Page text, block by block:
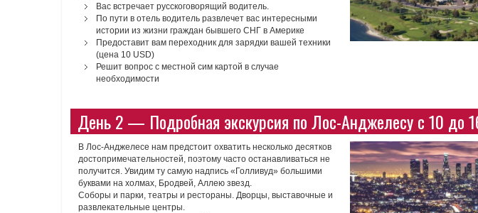
Вас встречает русскоговорящий водитель.
По пути в отель водитель развлечет вас интересными
истории из жизни граждан бывшего СНГ в Америке
Предоставит вам переходник для зарядки вашей техники
(цена 10 USD)
Решит вопрос с местной сим картой в случае
необходимости
День 2 — Подробная экскурсия по Лос-Анджелесу с 10 до
В Лос-Анджелесе нам предстоит охватить несколько десятков
достопримечательностей, поэтому часто останавливаться не
получится. Увидим ту самую надпись «Голливуд» большими
буквами на холмах, Бродвей, Аллею звезд.
Соборы и парки, театры и рестораны. Дворцы, выставочные и
развлекательные центры.